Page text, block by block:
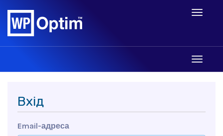
Toggle
Toggle
Вхід
Email-адреса